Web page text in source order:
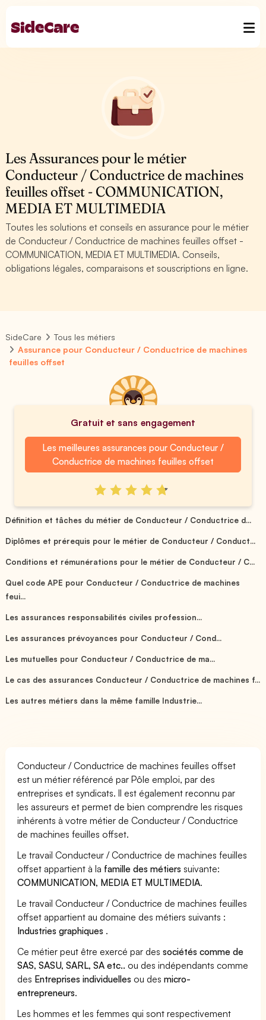
Les Assurances pour le métier
Conducteur / Conductrice de machines
feuilles offset - COMMUNICATION,
MEDIA ET MULTIMEDIA
Toutes les solutions et conseils en assurance pour le métier
de Conducteur / Conductrice de machines feuilles offset -
COMMUNICATION, MEDIA ET MULTIMEDIA. Conseils,
obligations légales, comparaisons et souscriptions en ligne.
SideCare
Tous les métiers
Assurance pour Conducteur / Conductrice de machines
feuilles offset
Gratuit et sans engagement
Les meilleures assurances pour Conducteur /
Conductrice de machines feuilles offset
Définition et tâches du métier de Conducteur / Conductrice d...
Diplômes et prérequis pour le métier de Conducteur / Conduct...
Conditions et rémunérations pour le métier de Conducteur / C...
Quel code APE pour Conducteur / Conductrice de machines
feui...
Les assurances responsabilités civiles profession...
Les assurances prévoyances pour Conducteur / Cond...
Les mutuelles pour Conducteur / Conductrice de ma...
Le cas des assurances Conducteur / Conductrice de machines f...
Les autres métiers dans la même famille Industrie...
Conducteur / Conductrice de machines feuilles offset
est un métier référencé par Pôle emploi, par des
entreprises et syndicats. Il est également reconnu par
les assureurs et permet de bien comprendre les risques
inhérents à votre métier de Conducteur / Conductrice
de machines feuilles offset.
Le travail Conducteur / Conductrice de machines feuilles
offset appartient à la famille des métiers suivante:
COMMUNICATION, MEDIA ET MULTIMEDIA.
Le travail Conducteur / Conductrice de machines feuilles
offset appartient au domaine des métiers suivants :
Industries graphiques .
Ce métier peut être exercé par dessociétés comme de
SAS, SASU, SARL, SA etc.. ou des indépendants comme
des Entreprises individuelles ou desmicro-
entrepreneurs.
Les hommes et les femmes qui sont respectivement